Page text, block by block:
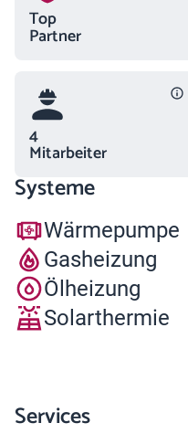
Top
Partner
4
Mitarbeiter
Systeme
Wärmepumpe
Gasheizung
Ölheizung
Solarthermie
Services